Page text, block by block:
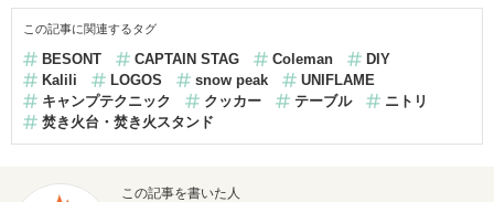
この記事に関連するタグ
BESONT CAPTAIN STAG Coleman
DIY
Kalili
LOGOS snow peak
UNIFLAME
キャンプテクニック
クッカー テーブル
ニトリ
焚き火台・焚き火スタンド
この記事を書いた人